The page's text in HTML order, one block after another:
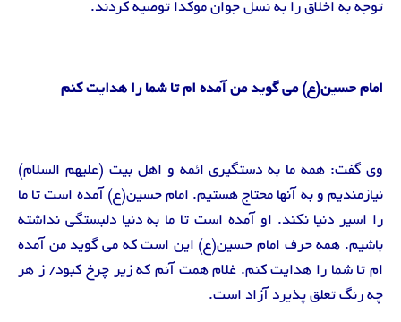
توجه به اخلاق را به نسل جوان موکدا توصیه کردند.
امام حسین(ع) می گوید من آمده ام تا شما را هدایت کنم
وی گفت: همه ما به دستگیری ائمه و اهل بیت (علیهم السلام)
نیازمندیم و به آنها محتاج هستیم. امام حسین(ع) آمده است تا ما
را اسیر دنیا نکند. او آمده است تا ما به دنیا دلبستگی نداشته
باشیم. همه حرف امام حسین(ع) این است که می گوید من آمده
ام تا شما را هدایت کنم. غلام همت آنم که زیر چرخ کبود/ ز هر
چه رنگ تعلق پذیرد آزاد است.